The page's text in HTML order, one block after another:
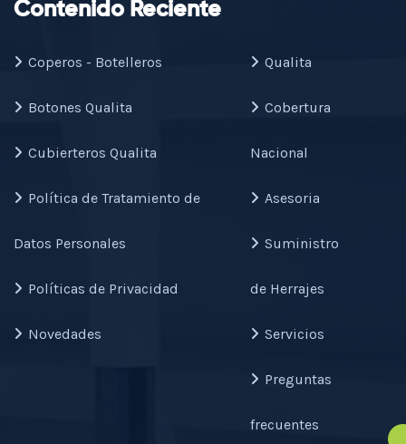
Contenido Reciente
Coperos - Botelleros
Botones Qualita
Cubierteros Qualita
Política de Tratamiento de
Datos Personales
Políticas de Privacidad
Novedades
Qualita
Cobertura
Nacional
Asesoria
Suministro
de Herrajes
Servicios
Preguntas
frecuentes